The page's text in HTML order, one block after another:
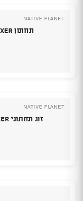
NATIVE PLANET
תחתון NATIVE PLANET PRO BRIEF BOXER
NATIVE PLANET
זוג תחתוני NATIVE PLANET BASIC BRIEF BOXER